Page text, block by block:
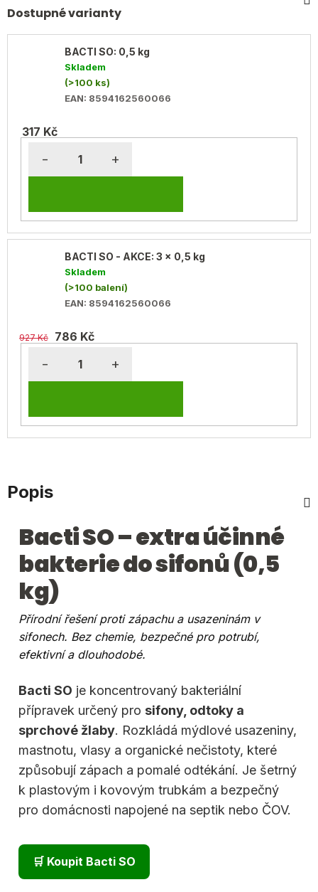
BACTI SO: 0,5 kg
Skladem
(>100 ks)
EAN: 8594162560066
317 Kč
DO
KOŠÍKU
BACTI SO - AKCE: 3 x 0,5 kg
Skladem
(>100 balení)
EAN: 8594162560066
927 Kč 786 Kč
DO
Popis
Bacti SO – extra účinné
bakterie do sifonů (0,5
kg)
Přírodní řešení proti zápachu a usazeninám v
sifonech. Bez chemie, bezpečné pro potrubí,
efektivní a dlouhodobé.
Bacti SO je koncentrovaný bakteriální
přípravek určený pro sifony, odtoky a
sprchové žlaby. Rozkládá mýdlové usazeniny,
mastnotu, vlasy a organické nečistoty, které
způsobují zápach a pomalé odtékání. Je šetrný
k plastovým i kovovým trubkám a bezpečný
pro domácnosti napojené na septik nebo ČOV.
🛒 Koupit Bacti SO